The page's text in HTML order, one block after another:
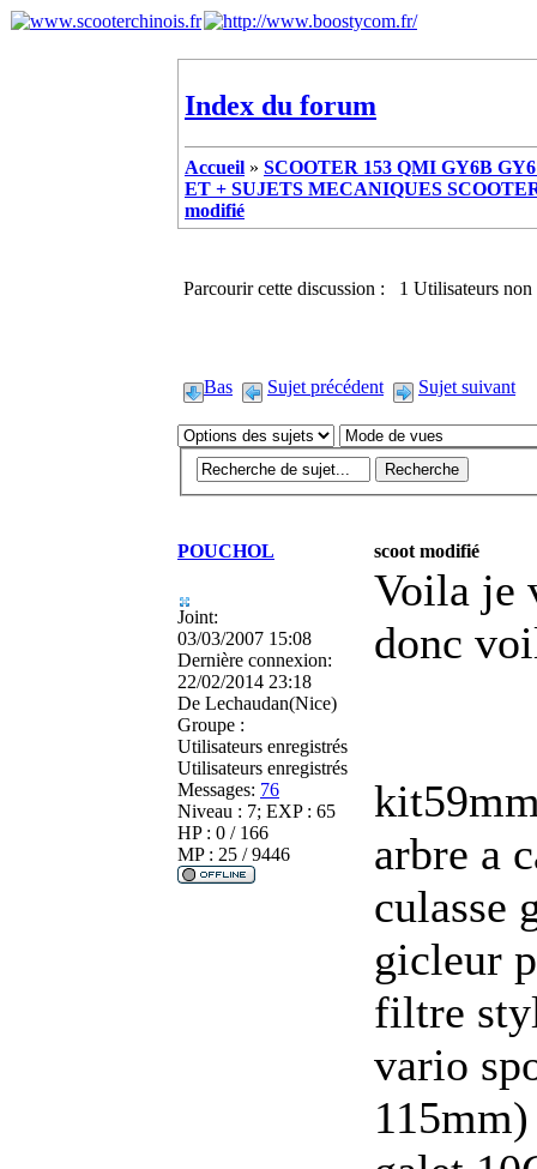
Index du forum
Accueil » SCOOTER 153 QMI GY6B
ET + SUJETS MECANIQUES
modifié
Parcourir cette discussion : 1 Utilisateurs non
Bas Sujet précédent Sujet suivant
POUCHOL scoot modifié
Joint:
03/03/2007 15:08
Dernière connexion:
22/02/2014 23:18
De Lechaudan(Nice)
Groupe :
Utilisateurs enregistrés
Utilisateurs enregistrés
Messages: 76
Niveau : 7; EXP : 65
HP : 0 / 166
MP : 25 / 9446
Voila je
donc
arbre a
culasse
gicleur
filtre
vario
115mm)